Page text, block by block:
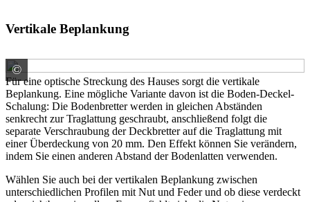
Vertikale Beplankung
©
häussermann GmbH & Co. KG
Für eine optische Streckung des Hauses sorgt die vertikale
Beplankung. Eine mögliche Variante davon ist die Boden-Deckel-
Schalung: Die Bodenbretter werden in gleichen Abständen
senkrecht zur Traglattung geschraubt, anschließend folgt die
separate Verschraubung der Deckbretter auf die Traglattung mit
einer Überdeckung von 20 mm. Den Effekt können Sie verändern,
indem Sie einen anderen Abstand der Bodenlatten verwenden.
Wählen Sie auch bei der vertikalen Beplankung zwischen
unterschiedlichen Profilen mit Nut und Feder und ob diese verdeckt